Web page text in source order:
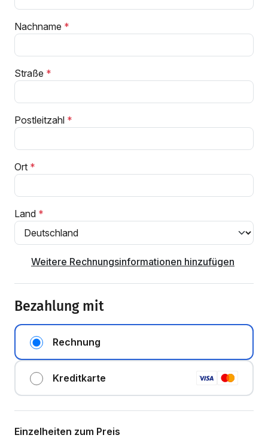
Nachname
Straße
Postleitzahl
Ort
Land
Weitere Rechnungsinformationen hinzufügen
Bezahlung mit
Rechnung
Kreditkarte
Einzelheiten zum Preis